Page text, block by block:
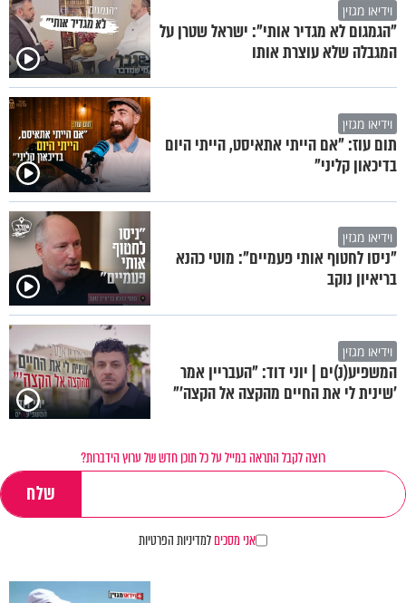
וידיאו מגזין
"הגמגום לא מגדיר אותי": ישראל שטרן על
המגבלה שלא עוצרת אותו
וידיאו מגזין
תום עוז: "אם הייתי אתאיסט, הייתי היום
בדיכאון קליני"
וידיאו מגזין
"ניסו לחטוף אותי פעמיים": מוטי כהנא
בריאיון נוקב
וידיאו מגזין
המשפיע(נ)ים | יוני דוד: "העבריין אמר
'שינית לי את החיים מהקצה אל הקצה'"
רוצה לקבל התראה במייל על כל תוכן חדש של ערוץ הידברות?
אני מסכיםלמדיניות הפרטיות